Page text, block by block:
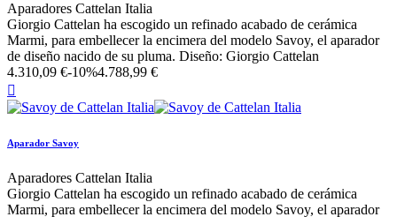
Aparadores Cattelan Italia
Giorgio Cattelan ha escogido un refinado acabado de cerámica
Marmi, para embellecer la encimera del modelo Savoy, el aparador
de diseño nacido de su pluma. Diseño: Giorgio Cattelan
4.310,09 €-10%4.788,99 €

Aparador Savoy
Aparadores Cattelan Italia
Giorgio Cattelan ha escogido un refinado acabado de cerámica
Marmi, para embellecer la encimera del modelo Savoy, el aparador